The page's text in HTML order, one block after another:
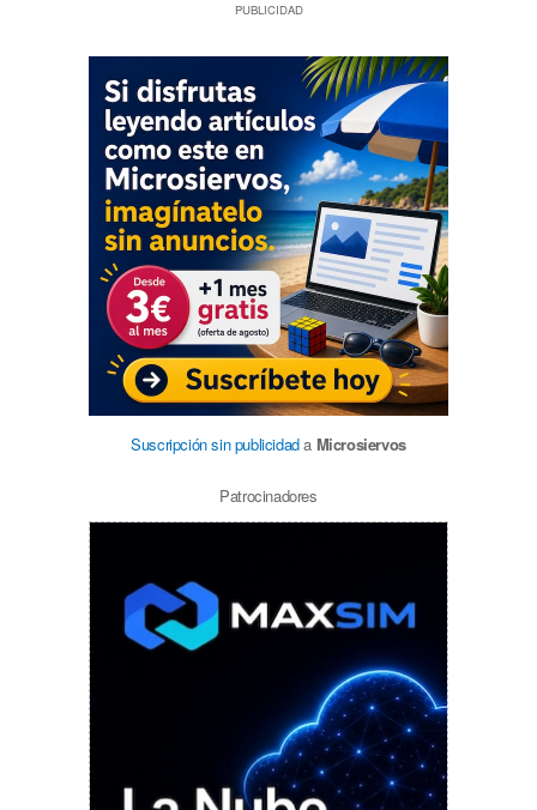
PUBLICIDAD
Suscripción sin publicidada Microsiervos
Patrocinadores